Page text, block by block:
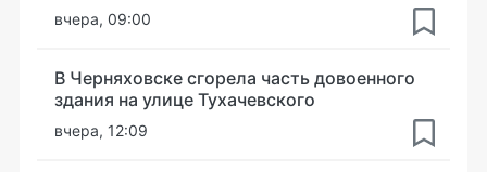
вчера, 09:00
В Черняховске сгорела часть довоенного
здания на улице Тухачевского
вчера, 12:09